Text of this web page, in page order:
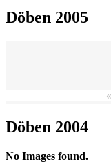
Döben 2005
«
Döben 2004
No Images found.